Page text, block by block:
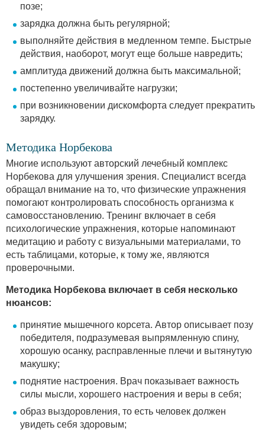
позе;
зарядка должна быть регулярной;
выполняйте действия в медленном темпе. Быстрые
действия, наоборот, могут еще больше навредить;
амплитуда движений должна быть максимальной;
постепенно увеличивайте нагрузки;
при возникновении дискомфорта следует прекратить
зарядку.
Методика Норбекова
Многие используют авторский лечебный комплекс
Норбекова для улучшения зрения. Специалист всегда
обращал внимание на то, что физические упражнения
помогают контролировать способность организма к
самовосстановлению. Тренинг включает в себя
психологические упражнения, которые напоминают
медитацию и работу с визуальными материалами, то
есть таблицами, которые, к тому же, являются
проверочными.
Методика Норбекова включает в себя несколько
нюансов:
принятие мышечного корсета. Автор описывает позу
победителя, подразумевая выпрямленную спину,
хорошую осанку, расправленные плечи и вытянутую
макушку;
поднятие настроения. Врач показывает важность
силы мысли, хорошего настроения и веры в себя;
образ выздоровления, то есть человек должен
увидеть себя здоровым;